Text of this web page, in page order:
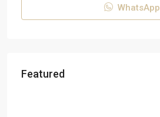
WhatsApp
Featured